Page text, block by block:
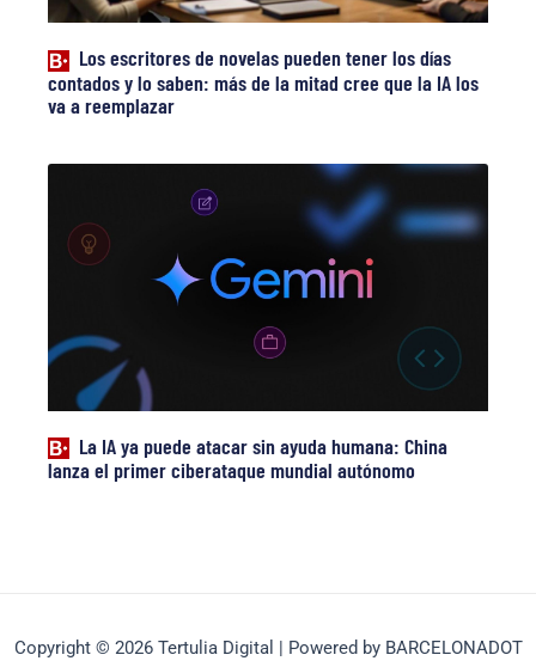
Los escritores de novelas pueden tener los días
contados y lo saben: más de la mitad cree que la IA los
va a reemplazar
La IA ya puede atacar sin ayuda humana: China
lanza el primer ciberataque mundial autónomo
Copyright © 2026 Tertulia Digital | Powered by BARCELONADOT